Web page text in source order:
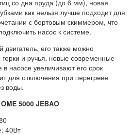
со дна пруда (до 6 мм), новая
как нельзя лучше подходит для
с бортовым скиммером, что
насос к системе.
его также можно
и ручья, новые современные
насосе увеличивают его срок
для отключения при перегреве
воды.
5000 JEBAO
40Вт